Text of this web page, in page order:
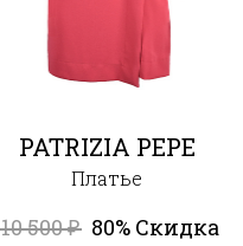
PATRIZIA PEPE
Платье
10 500₽ 80% Скидка